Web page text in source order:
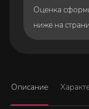
Оценка
ниже на
Описание